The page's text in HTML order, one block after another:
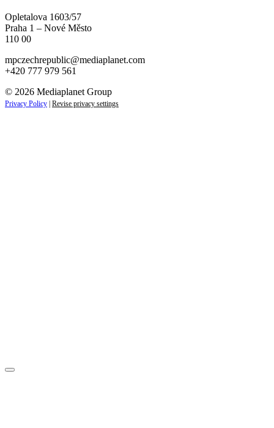
Opletalova 1603/57
Praha 1 – Nové Město
110 00
mpczechrepublic@mediaplanet.com
+420 777 979 561
© 2026 Mediaplanet Group
Privacy Policy Revise privacy settings